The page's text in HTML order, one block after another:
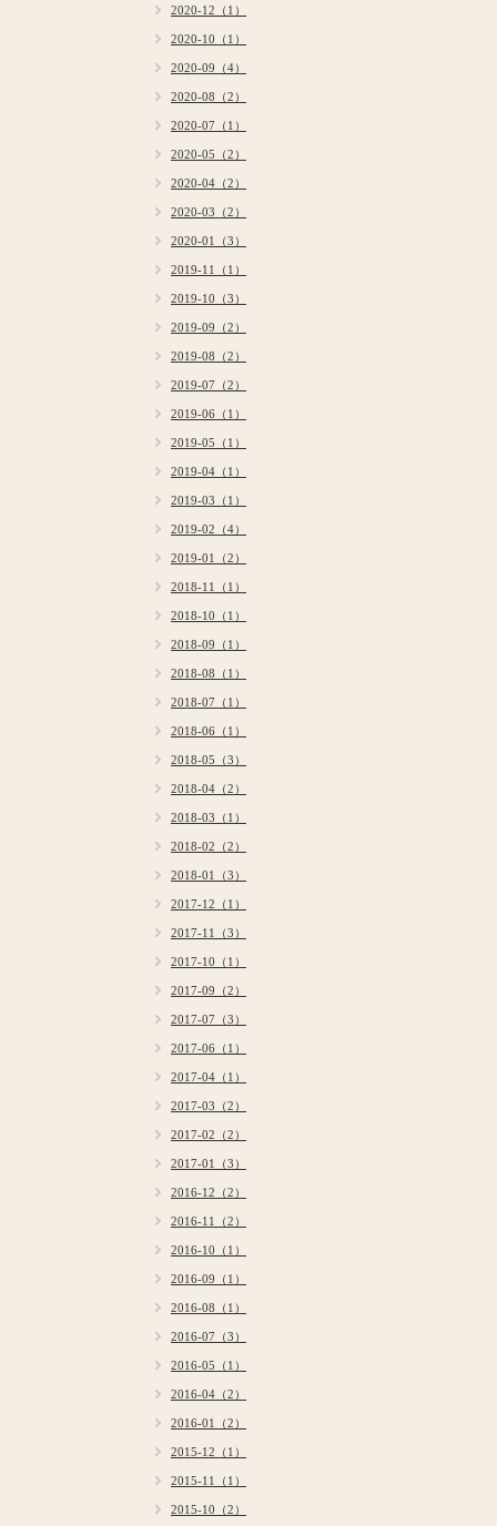
2020-12（1）
2020-10（1）
2020-09（4）
2020-08（2）
2020-07（1）
2020-05（2）
2020-04（2）
2020-03（2）
2020-01（3）
2019-11（1）
2019-10（3）
2019-09（2）
2019-08（2）
2019-07（2）
2019-06（1）
2019-05（1）
2019-04（1）
2019-03（1）
2019-02（4）
2019-01（2）
2018-11（1）
2018-10（1）
2018-09（1）
2018-08（1）
2018-07（1）
2018-06（1）
2018-05（3）
2018-04（2）
2018-03（1）
2018-02（2）
2018-01（3）
2017-12（1）
2017-11（3）
2017-10（1）
2017-09（2）
2017-07（3）
2017-06（1）
2017-04（1）
2017-03（2）
2017-02（2）
2017-01（3）
2016-12（2）
2016-11（2）
2016-10（1）
2016-09（1）
2016-08（1）
2016-07（3）
2016-05（1）
2016-04（2）
2016-01（2）
2015-12（1）
2015-11（1）
2015-10（2）